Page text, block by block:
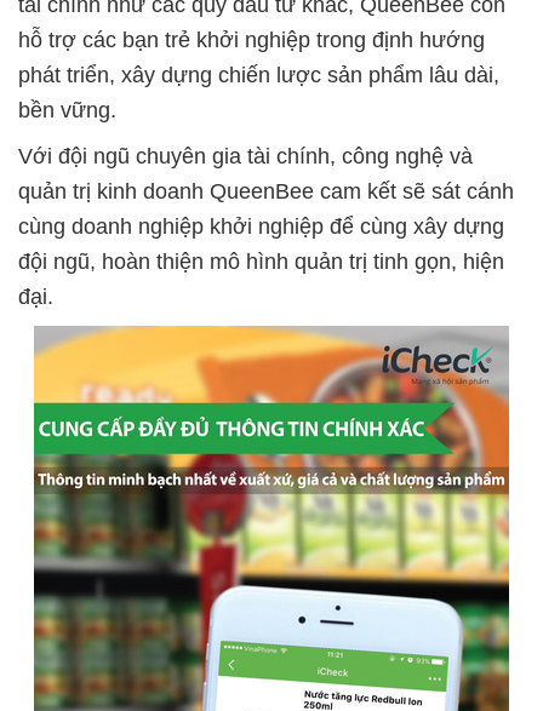
tài chính như các quỹ đầu tư khác, QueenBee còn
hỗ trợ các bạn trẻ khởi nghiệp trong định hướng
phát triển, xây dựng chiến lược sản phẩm lâu dài,
bền vững.
Với đội ngũ chuyên gia tài chính, công nghệ và
quản trị kinh doanh QueenBee cam kết sẽ sát cánh
cùng doanh nghiệp khởi nghiệp để cùng xây dựng
đội ngũ, hoàn thiện mô hình quản trị tinh gọn, hiện
đại.